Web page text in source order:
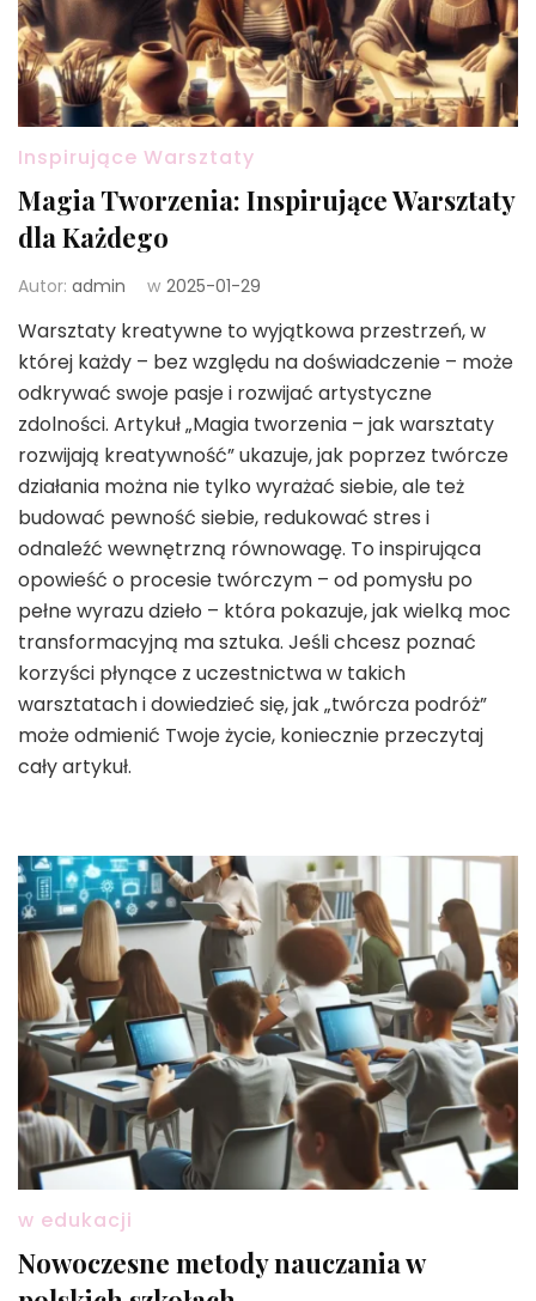
Inspirujące Warsztaty
Magia Tworzenia: Inspirujące Warsztaty
dla Każdego
Autor: admin w 2025-01-29
Warsztaty kreatywne to wyjątkowa przestrzeń, w
której każdy – bez względu na doświadczenie – może
odkrywać swoje pasje i rozwijać artystyczne
zdolności. Artykuł „Magia tworzenia – jak warsztaty
rozwijają kreatywność” ukazuje, jak poprzez twórcze
działania można nie tylko wyrażać siebie, ale też
budować pewność siebie, redukować stres i
odnaleźć wewnętrzną równowagę. To inspirująca
opowieść o procesie twórczym – od pomysłu po
pełne wyrazu dzieło – która pokazuje, jak wielką moc
transformacyjną ma sztuka. Jeśli chcesz poznać
korzyści płynące z uczestnictwa w takich
warsztatach i dowiedzieć się, jak „twórcza podróż”
może odmienić Twoje życie, koniecznie przeczytaj
cały artykuł.
w edukacji
Nowoczesne metody nauczania w